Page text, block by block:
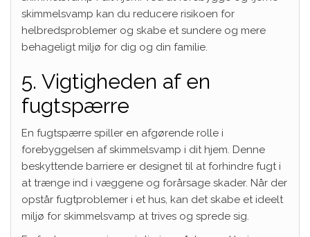
skimmelsvamp kan du reducere risikoen for
helbredsproblemer og skabe et sundere og mere
behageligt miljø for dig og din familie.
5. Vigtigheden af en
fugtspærre
En fugtspærre spiller en afgørende rolle i
forebyggelsen af skimmelsvamp i dit hjem. Denne
beskyttende barriere er designet til at forhindre fugt i
at trænge ind i væggene og forårsage skader. Når der
opstår fugtproblemer i et hus, kan det skabe et ideelt
miljø for skimmelsvamp at trives og sprede sig.